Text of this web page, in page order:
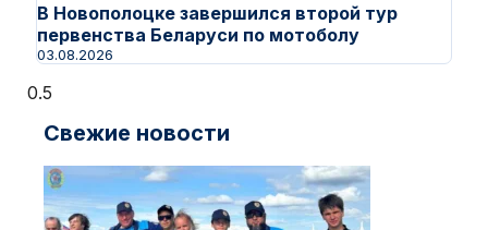
В Новополоцке завершился второй тур
первенства Беларуси по мотоболу
03.08.2026
Свежие новости